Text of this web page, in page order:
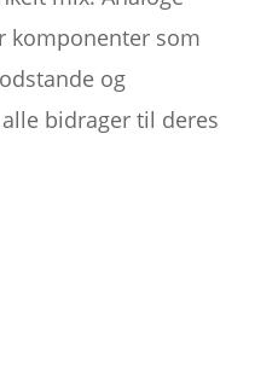
komponenter som
og
bidrager til deres